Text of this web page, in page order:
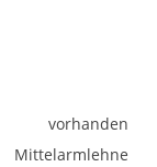
vorhanden
Mittelarmlehne